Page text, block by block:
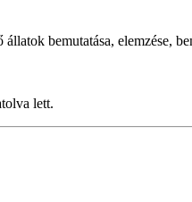
bemutatása, elemzése,
lett.